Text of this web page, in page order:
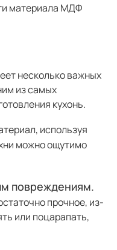
материала МДФ
несколько важных
из самых
кухонь.
используя
можно ощутимо
повреждениям.
прочное, из-
или поцарапать,